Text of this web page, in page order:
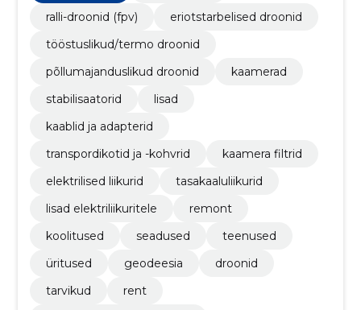
ralli-droonid (fpv)
eriotstarbelised droonid
tööstuslikud/termo droonid
põllumajanduslikud droonid
kaamerad
stabilisaatorid
lisad
kaablid ja adapterid
transpordikotid ja -kohvrid
kaamera filtrid
elektrilised liikurid
tasakaaluliikurid
lisad elektriliikuritele
remont
koolitused
seadused
teenused
üritused
geodeesia
droonid
tarvikud
rent